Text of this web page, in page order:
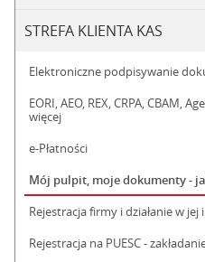
STREFA KLIENTA KAS
Elektroniczne podpisywanie
EORI, AEO, REX, CRPA, CBAM,
więcej
e-Płatności
Mój pulpit, moje dokumenty -
Rejestracja firmy i działanie w jej
Rejestracja na PUESC -